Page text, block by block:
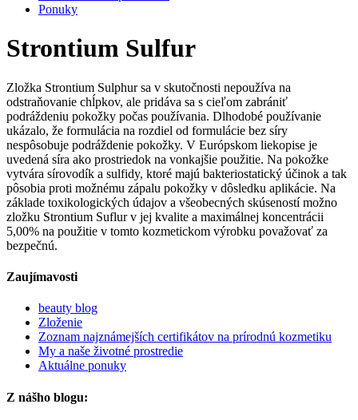
Ponuky
Strontium Sulfur
Zložka Strontium Sulphur sa v skutočnosti nepoužíva na
odstraňovanie chĺpkov, ale pridáva sa s cieľom zabrániť
podráždeniu pokožky počas používania. Dlhodobé používanie
ukázalo, že formulácia na rozdiel od formulácie bez síry
nespôsobuje podráždenie pokožky. V Európskom liekopise je
uvedená síra ako prostriedok na vonkajšie použitie. Na pokožke
vytvára sírovodík a sulfidy, ktoré majú bakteriostatický účinok a tak
pôsobia proti možnému zápalu pokožky v dôsledku aplikácie. Na
základe toxikologických údajov a všeobecných skúseností možno
zložku Strontium Suflur v jej kvalite a maximálnej koncentrácii
5,00% na použitie v tomto kozmetickom výrobku považovať za
bezpečnú.
Zaujímavosti
beauty blog
Zloženie
Zoznam najznámejších certifikátov na prírodnú kozmetiku
My a naše životné prostredie
Aktuálne ponuky
Z nášho blogu: